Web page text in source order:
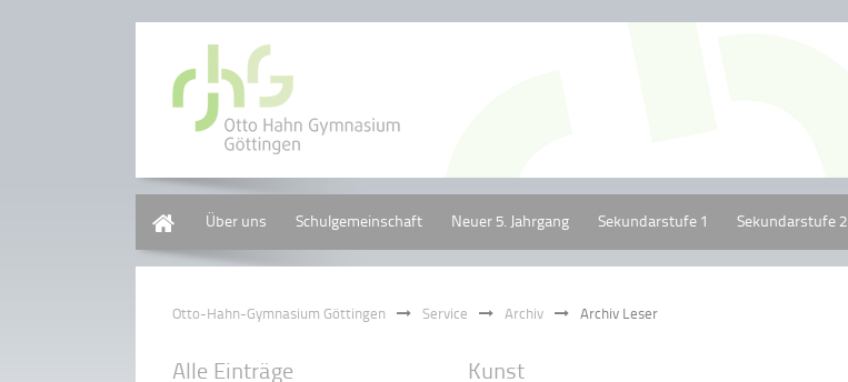
Über uns Schulgemeinschaft Neuer 5. Jahrgang Sekundarstufe 1 Sekundarstufe 2
Otto-Hahn-Gymnasium Göttingen Service Archiv Archiv Leser
Kunst
Alle Einträge